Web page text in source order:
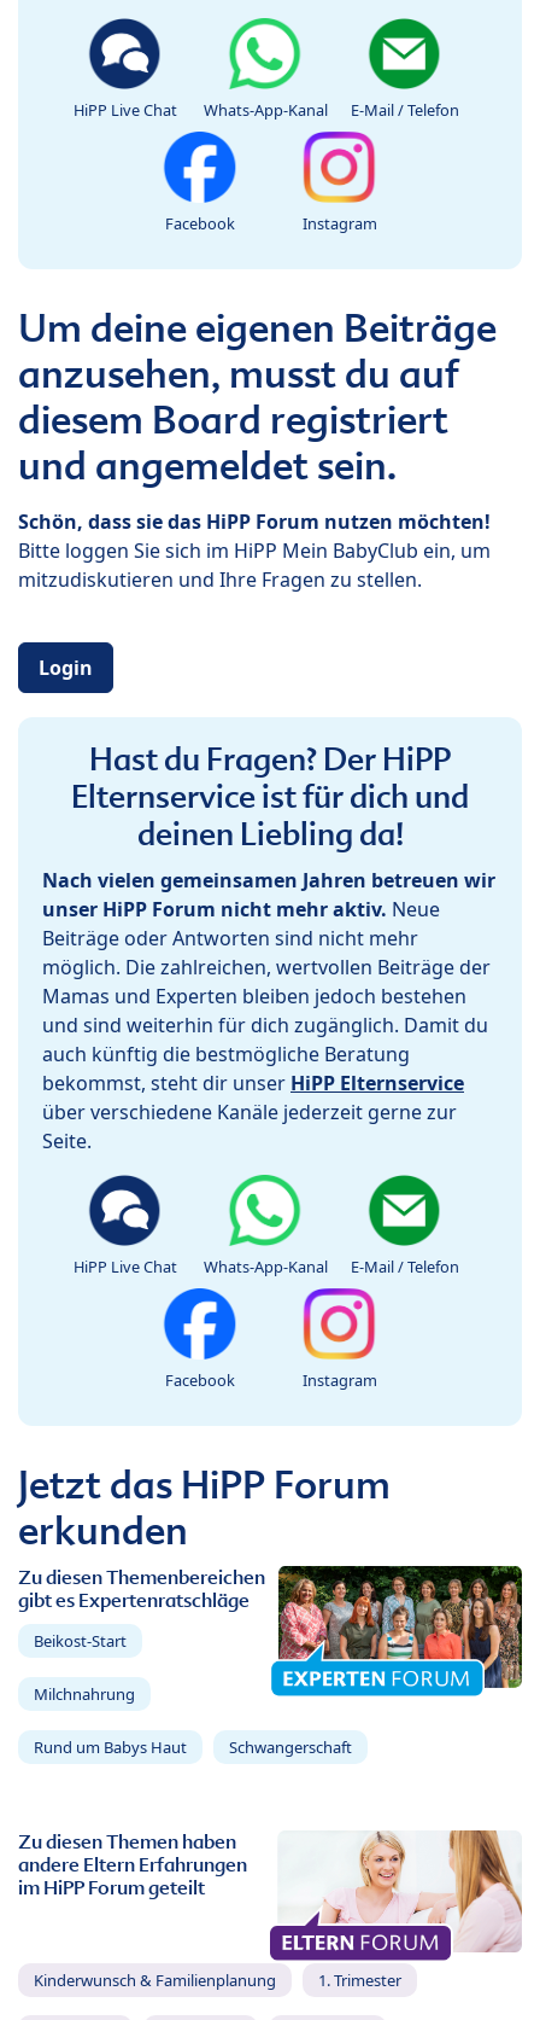
HiPP Live Chat Whats-App-Kanal E-Mail / Telefon
Facebook Instagram
Um deine eigenen Beiträge
anzusehen, musst du auf
diesem Board registriert
und angemeldet sein.
Schön, dass sie das HiPP Forum nutzen möchten!
Bitte loggen Sie sich im HiPP Mein BabyClub ein, um
mitzudiskutieren und Ihre Fragen zu stellen.
Login
Hast du Fragen? Der HiPP
Elternservice ist für dich und
deinen Liebling da!
Nach vielen gemeinsamen Jahren betreuen wir
unser HiPP Forum nicht mehr aktiv. Neue
Beiträge oder Antworten sind nicht mehr
möglich. Die zahlreichen, wertvollen Beiträge der
Mamas und Experten bleiben jedoch bestehen
und sind weiterhin für dich zugänglich. Damit du
auch künftig die bestmögliche Beratung
bekommst, steht dir unser HiPP Elternservice
über verschiedene Kanäle jederzeit gerne zur
Seite.
HiPP Live Chat Whats-App-Kanal E-Mail / Telefon
Facebook Instagram
Jetzt das HiPP Forum
erkunden
Zu diesen Themenbereichen
gibt es Expertenratschläge
Beikost-Start
Milchnahrung
Rund um Babys Haut Schwangerschaft
Zu diesen Themen haben
andere Eltern Erfahrungen
im HiPP Forum geteilt
Kinderwunsch & Familienplanung 1. Trimester